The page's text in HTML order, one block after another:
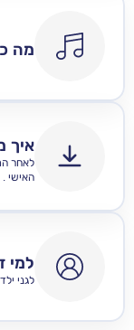
מה כולל
איך מקבלים
לאחר התשלום תקבלו
למי זה מתאים
לגני ילדים, בתי